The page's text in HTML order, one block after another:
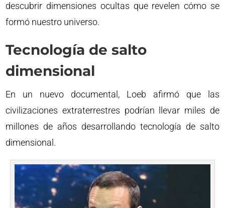
descubrir dimensiones ocultas que revelen cómo se
formó nuestro universo.
Tecnología de salto
dimensional
En un nuevo documental, Loeb afirmó que las
civilizaciones extraterrestres podrían llevar miles de
millones de años desarrollando tecnología de salto
dimensional.